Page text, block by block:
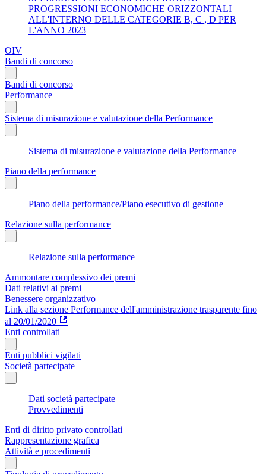
PROGRESSIONI ECONOMICHE ORIZZONTALI
ALL'INTERNO DELLE CATEGORIE B, C , D PER
L'ANNO 2023
OIV
Bandi di concorso
Bandi di concorso
Performance
Sistema di misurazione e valutazione della Performance
Sistema di misurazione e valutazione della Performance
Piano della performance
Piano della performance/Piano esecutivo di gestione
Relazione sulla performance
Relazione sulla performance
Ammontare complessivo dei premi
Dati relativi ai premi
Benessere organizzativo
Link alla sezione Performance dell'amministrazione trasparente fino
al 20/01/2020
Enti controllati
Enti pubblici vigilati
Società partecipate
Dati società partecipate
Provvedimenti
Enti di diritto privato controllati
Rappresentazione grafica
Attività e procedimenti